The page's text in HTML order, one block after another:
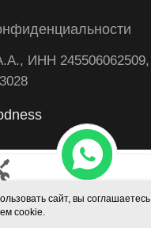
сайт, вы соглашаетесь
cookie.